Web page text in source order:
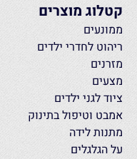
קטלוג מוצרים
ממונעים
ריהוט לחדרי ילדים
מזרנים
מצעים
ציוד לגני ילדים
אמבט וטיפול בתינוק
מתנות לידה
על הגלגלים